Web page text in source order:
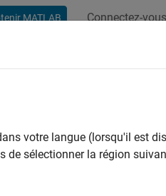
MATLAB Connectez-vous
votre langue (lorsqu'il est
de sélectionner la région